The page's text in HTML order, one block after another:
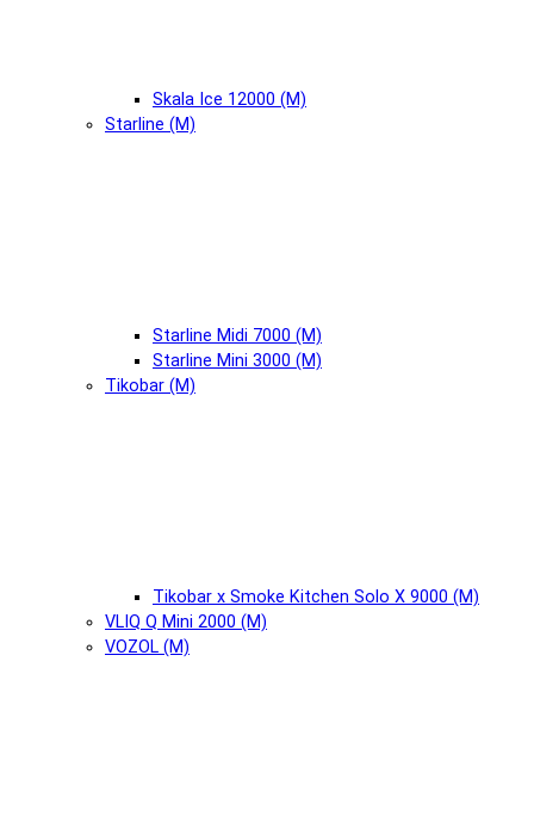
Skala Ice 12000 (М)
Starline (М)
Starline Midi 7000 (М)
Starline Mini 3000 (М)
Tikobar (М)
Tikobar x Smoke Kitchen Solo X 9000 (М)
VLIQ Q Mini 2000 (М)
VOZOL (М)